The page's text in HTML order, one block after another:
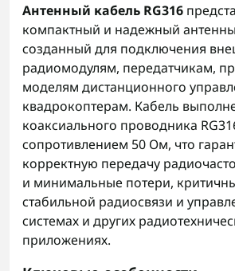
Антенный кабель RG316
компактный и надежный
созданный для подключения
радиомодулям, передатчикам,
моделям дистанционного
квадрокоптерам. Кабель
коаксиального проводника
сопротивлением 50 Ом, что
корректную передачу
и минимальные потери,
стабильной радиосвязи и
системах и других
приложениях.